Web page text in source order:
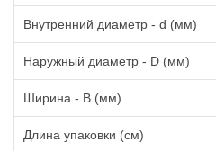
Внутренний диаметр - d (мм)
Наружный диаметр - D (мм)
Ширина - B (мм)
Длина упаковки (см)